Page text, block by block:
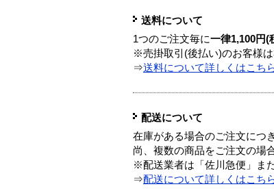
送料について
1つのご注文毎に一律1,100円(
※売掛取引(後払い)のお客様
⇒送料について詳しくはこち
配送について
在庫がある場合のご注文につ
尚、複数の商品をご注文の場
※配送業者は「佐川急便」ま
⇒配送について詳しくはこち